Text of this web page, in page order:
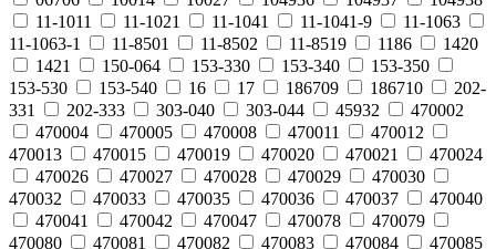
11-1011
11-1021 11-1041 11-1041-9
11-1063
11-1063-1
11-8501 11-8502 11-8519 1186
1420
1421
150-064 153-330 153-340
153-350
153-530
153-540 16 17 186709 186710
202-
331
202-333 303-040 303-044 45932
470002
470004
470005 470008 470011
470012
470013
470015 470019 470020 470021
470024
470026
470027 470028 470029
470030
470032
470033 470035 470036 470037
470040
470041
470042 470047 470078
470079
470080
470081 470082 470083 470084
470085